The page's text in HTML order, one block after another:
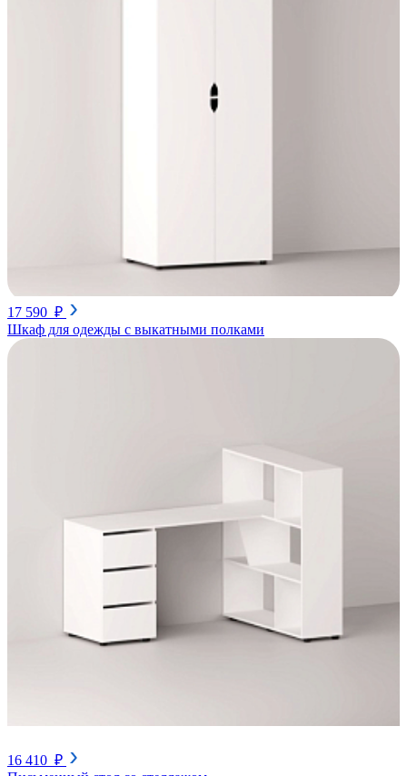
17 590 ₽
Шкаф для одежды с выкатными полками
16 410 ₽